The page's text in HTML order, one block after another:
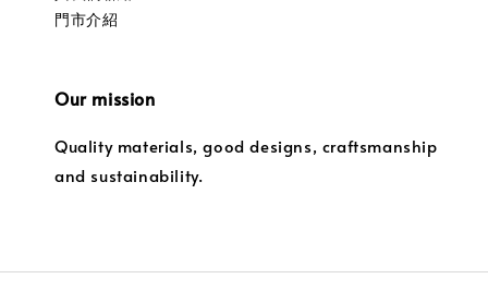
門市介紹
Our mission
Quality materials, good designs, craftsmanship
and sustainability.